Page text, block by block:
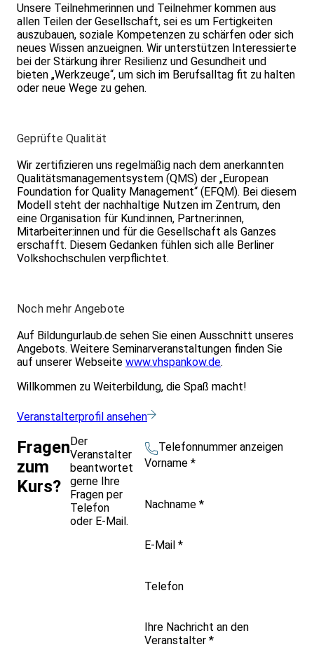
Unsere Teilnehmerinnen und Teilnehmer kommen aus
allen Teilen der Gesellschaft, sei es um Fertigkeiten
auszubauen, soziale Kompetenzen zu schärfen oder sich
neues Wissen anzueignen. Wir unterstützen Interessierte
bei der Stärkung ihrer Resilienz und Gesundheit und
bieten „Werkzeuge“, um sich im Berufsalltag fit zu halten
oder neue Wege zu gehen.
Geprüfte Qualität
Wir zertifizieren uns regelmäßig nach dem anerkannten
Qualitätsmanagementsystem (QMS) der „European
Foundation for Quality Management“ (EFQM). Bei diesem
Modell steht der nachhaltige Nutzen im Zentrum, den
eine Organisation für Kund:innen, Partner:innen,
Mitarbeiter:innen und für die Gesellschaft als Ganzes
erschafft. Diesem Gedanken fühlen sich alle Berliner
Volkshochschulen verpflichtet.
Noch mehr Angebote
Auf Bildungurlaub.de sehen Sie einen Ausschnitt unseres
Angebots. Weitere Seminarveranstaltungen finden Sie
auf unserer Webseite www.vhspankow.de.
Willkommen zu Weiterbildung, die Spaß macht!
Veranstalterprofil ansehen
Fragen
zum
Kurs?
Der
Veranstalter
beantwortet
gerne Ihre
Fragen per
Telefon
oder E-Mail.
Telefonnummer anzeigen
Vorname *
Nachname *
E-Mail *
Telefon
Ihre Nachricht an den
Veranstalter *